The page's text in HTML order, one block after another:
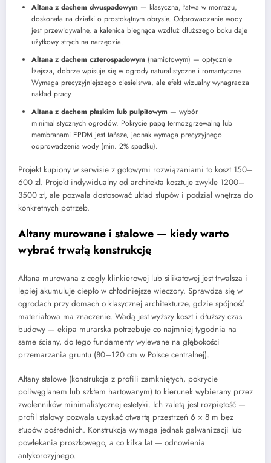
Altana z dachem dwuspadowym — klasyczna, łatwa w montażu,
doskonała na działki o prostokątnym obrysie. Odprowadzanie wody
jest przewidywalne, a kalenica biegnąca wzdłuż dłuższego boku daje
użytkowy strych na narzędzia.
Altana z dachem czterospadowym (namiotowym) — optycznie
lżejsza, dobrze wpisuje się w ogrody naturalistyczne i romantyczne.
Wymaga precyzyjniejszego ciesielstwa, ale efekt wizualny wynagradza
nakład pracy.
Altana z dachem płaskim lub pulpitowym — wybór
minimalistycznych ogrodów. Pokrycie papą termozgrzewalną lub
membranami EPDM jest tańsze, jednak wymaga precyzyjnego
odprowadzenia wody (min. 2% spadku).
Projekt kupiony w serwisie z gotowymi rozwiązaniami to koszt 150–
600 zł. Projekt indywidualny od architekta kosztuje zwykle 1200–
3500 zł, ale pozwala dostosować układ słupów i podział wnętrza do
konkretnych potrzeb.
Altany murowane i stalowe — kiedy warto
wybrać trwałą konstrukcję
Altana murowana z cegły klinkierowej lub silikatowej jest trwalsza i
lepiej akumuluje ciepło w chłodniejsze wieczory. Sprawdza się w
ogrodach przy domach o klasycznej architekturze, gdzie spójność
materiałowa ma znaczenie. Wadą jest wyższy koszt i dłuższy czas
budowy — ekipa murarska potrzebuje co najmniej tygodnia na
same ściany, do tego fundamenty wylewane na głębokości
przemarzania gruntu (80–120 cm w Polsce centralnej).
Altany stalowe (konstrukcja z profili zamkniętych, pokrycie
poliwęglanem lub szkłem hartowanym) to kierunek wybierany przez
zwolenników minimalistycznej estetyki. Ich zaletą jest rozpiętość —
profil stalowy pozwala uzyskać otwartą przestrzeń 6 × 8 m bez
słupów pośrednich. Konstrukcja wymaga jednak galwanizacji lub
powlekania proszkowego, a co kilka lat — odnowienia
antykorozyjnego.